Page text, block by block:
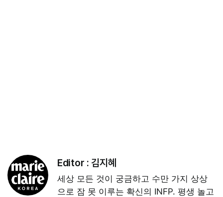
Editor : 김지혜
세상 모든 것이 궁금하고 수만 가지 상상
으로 잠 못 이루는 확신의 INFP. 평생 놀고